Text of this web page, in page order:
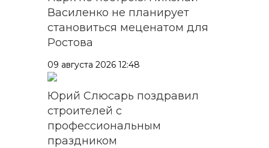
Василенко не планирует
становиться меценатом для
Ростова
09 августа 2026 12:48
Юрий Слюсарь поздравил
строителей с
профессиональным
праздником